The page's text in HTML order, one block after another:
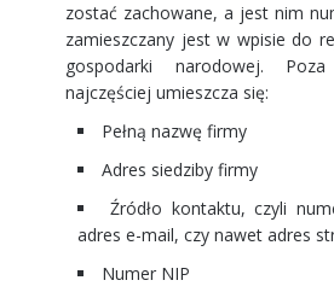
zostać zachowane, a jest nim
zamieszczany jest w wpisie do
gospodarki narodowej.
najczęściej umieszcza się:
Pełną nazwę firmy
Adres siedziby firmy
Źródło kontaktu, czyli
adres e-mail, czy nawet adres
Numer NIP